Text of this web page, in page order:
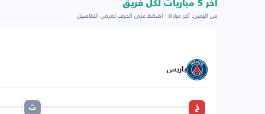
اخر 5 مباريات لكل فريق
من اليمين: آخر مباراة · اضغط على الحرف لعرض التفاصيل
باريس
خ ت